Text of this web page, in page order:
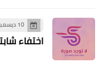
10 ديسمبر 2019
اختفاء